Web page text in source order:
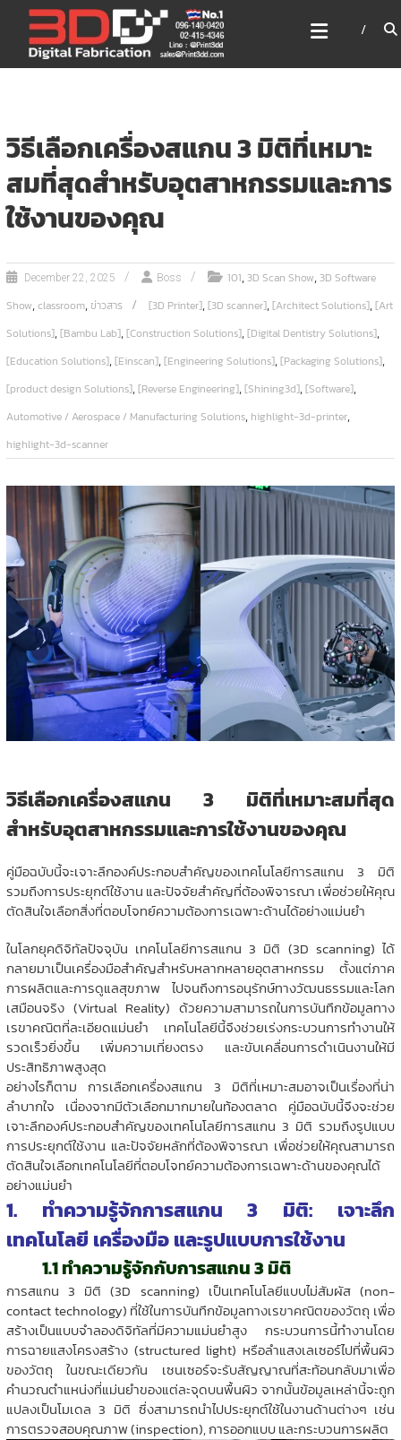
content
3DD DIGITAL FABRICATION
เครื่องพิมพ์3มิติ สแกนเนอร์
เลเซอร์
วิธีเลือกเครื่องสแกน 3 มิติที่เหมาะ
สมที่สุดสำหรับอุตสาหกรรมและการ
ใช้งานของคุณ
December 22, 2025 Boss 101,3D Scan Show,3D Software
Show,classroom,ข่าวสาร [3D Printer],[3D scanner],[Architect Solutions],[Art
Solutions],[Bambu Lab],[Construction Solutions],[Digital Dentistry Solutions],
[Education Solutions],[Einscan],[Engineering Solutions],[Packaging Solutions],
[product design Solutions],[Reverse Engineering],[Shining3d],[Software],
Automotive / Aerospace / Manufacturing Solutions, highlight-3d-printer,
highlight-3d-scanner
วิธีเลือกเครื่องสแกน 3 มิติที่เหมาะสมที่สุด
สำหรับอุตสาหกรรมและการใช้งานของคุณ
คู่มือฉบับนี้จะเจาะลึกองค์ประกอบสำคัญของเทคโนโลยีการสแกน 3 มิติ
รวมถึงการประยุกต์ใช้งาน และปัจจัยสำคัญที่ต้องพิจารณา เพื่อช่วยให้คุณ
ตัดสินใจเลือกสิ่งที่ตอบโจทย์ความต้องการเฉพาะด้านได้อย่างแม่นยำ
ในโลกยุคดิจิทัลปัจจุบัน เทคโนโลยีการสแกน 3 มิติ (3D scanning) ได้
กลายมาเป็นเครื่องมือสำคัญสำหรับหลากหลายอุตสาหกรรม ตั้งแต่ภาค
การผลิตและการดูแลสุขภาพ ไปจนถึงการอนุรักษ์ทางวัฒนธรรมและโลก
เสมือนจริง (Virtual Reality) ด้วยความสามารถในการบันทึกข้อมูลทาง
เรขาคณิตที่ละเอียดแม่นยำ เทคโนโลยีนี้จึงช่วยเร่งกระบวนการทำงานให้
รวดเร็วยิ่งขึ้น เพิ่มความเที่ยงตรง และขับเคลื่อนการดำเนินงานให้มี
ประสิทธิภาพสูงสุด
อย่างไรก็ตาม การเลือกเครื่องสแกน 3 มิติที่เหมาะสมอาจเป็นเรื่องที่น่า
ลำบากใจ เนื่องจากมีตัวเลือกมากมายในท้องตลาด คู่มือฉบับนี้จึงจะช่วย
เจาะลึกองค์ประกอบสำคัญของเทคโนโลยีการสแกน 3 มิติ รวมถึงรูปแบบ
การประยุกต์ใช้งาน และปัจจัยหลักที่ต้องพิจารณา เพื่อช่วยให้คุณสามารถ
ตัดสินใจเลือกเทคโนโลยีที่ตอบโจทย์ความต้องการเฉพาะด้านของคุณได้
อย่างแม่นยำ
1. ทำความรู้จักการสแกน 3 มิติ: เจาะลึก
เทคโนโลยี เครื่องมือ และรูปแบบการใช้งาน
1.1 ทำความรู้จักกับการสแกน 3 มิติ
การสแกน 3 มิติ (3D scanning) เป็นเทคโนโลยีแบบไม่สัมผัส (non-
contact technology) ที่ใช้ในการบันทึกข้อมูลทางเรขาคณิตของวัตถุ เพื่อ
สร้างเป็นแบบจำลองดิจิทัลที่มีความแม่นยำสูง กระบวนการนี้ทำงานโดย
การฉายแสงโครงสร้าง (structured light) หรือลำแสงเลเซอร์ไปที่พื้นผิว
ของวัตถุ ในขณะเดียวกัน เซนเซอร์จะรับสัญญาณที่สะท้อนกลับมาเพื่อ
คำนวณตำแหน่งที่แม่นยำของแต่ละจุดบนพื้นผิว จากนั้นข้อมูลเหล่านี้จะถูก
แปลงเป็นโมเดล 3 มิติ ซึ่งสามารถนำไปประยุกต์ใช้ในงานด้านต่างๆ เช่น
การตรวจสอบคุณภาพ (inspection), การออกแบบ และกระบวนการผลิต